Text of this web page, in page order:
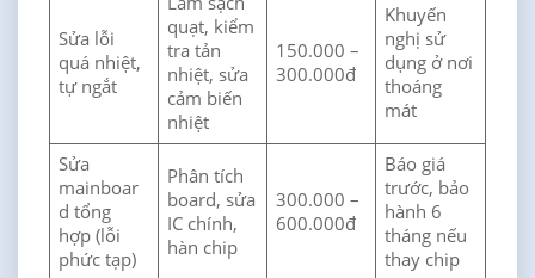
Sửa lỗi
quá nhiệt,
tự ngắt
quạt, kiểm
tra tản
nhiệt, sửa
cảm biến
nhiệt
150.000 –
300.000đ
Khuyến
nghị sử
dụng ở nơi
thoáng
mát
Sửa
mainboar
d tổng
hợp (lỗi
phức tạp)
Phân tích
board, sửa
IC chính,
hàn chip
300.000 –
600.000đ
Báo giá
trước, bảo
hành 6
tháng nếu
thay chip